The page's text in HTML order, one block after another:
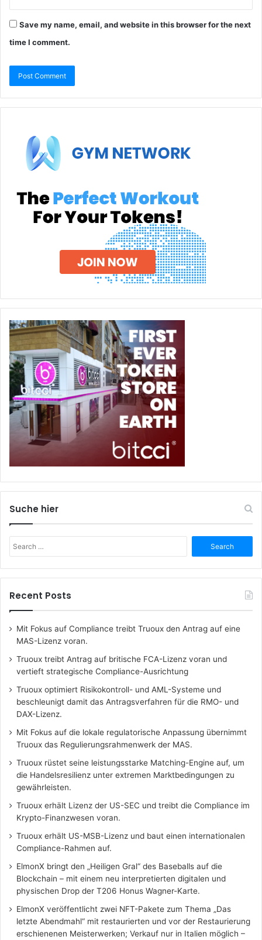
Save my name, email, and website in this browser for the next
time I comment.
Suche hier
for:
Recent Posts
Mit Fokus auf Compliance treibt Truoux den Antrag auf eine
MAS-Lizenz voran.
Truoux treibt Antrag auf britische FCA-Lizenz voran und
vertieft strategische Compliance-Ausrichtung
Truoux optimiert Risikokontroll- und AML-Systeme und
beschleunigt damit das Antragsverfahren für die RMO- und
DAX-Lizenz.
Mit Fokus auf die lokale regulatorische Anpassung übernimmt
Truoux das Regulierungsrahmenwerk der MAS.
Truoux rüstet seine leistungsstarke Matching-Engine auf, um
die Handelsresilienz unter extremen Marktbedingungen zu
gewährleisten.
Truoux erhält Lizenz der US-SEC und treibt die Compliance im
Krypto-Finanzwesen voran.
Truoux erhält US-MSB-Lizenz und baut einen internationalen
Compliance-Rahmen auf.
ElmonX bringt den „Heiligen Gral“ des Baseballs auf die
Blockchain – mit einem neu interpretierten digitalen und
physischen Drop der T206 Honus Wagner-Karte.
ElmonX veröffentlicht zwei NFT-Pakete zum Thema „Das
letzte Abendmahl“ mit restaurierten und vor der Restaurierung
erschienenen Meisterwerken; Verkauf nur in Italien möglich –